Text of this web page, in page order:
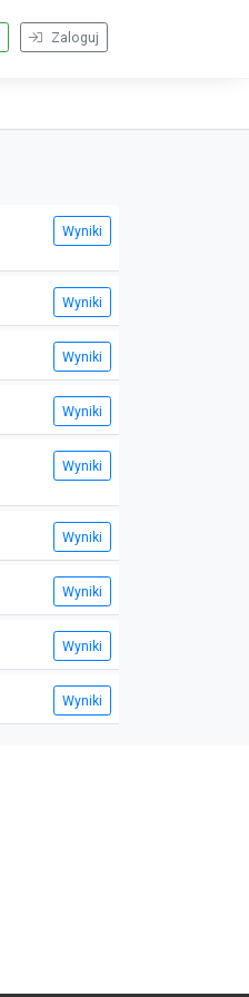
Zaloguj
Wyniki
Wyniki
Wyniki
Wyniki
Wyniki
Wyniki
Wyniki
Wyniki
Wyniki